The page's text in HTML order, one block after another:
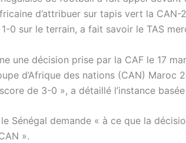
d’attribuer sur tapis vert la
0 sur le terrain, a fait savoir le TAS
une décision prise par la CAF le 17
d’Afrique des nations (CAN)
de 3-0 », a détaillé l’instance
Sénégal demande « à ce que la
».